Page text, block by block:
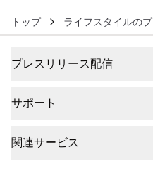
トップ ライフスタイルの
プレスリリース配信
サポート
関連サービス